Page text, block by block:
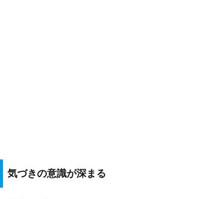
気づきの意識が深まる